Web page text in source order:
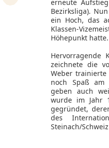
erneute
Bezirksliga).
ein Hoch, das
Klassen-
Höhepunkt hatte.
Hervorragende
zeichnete die
Weber
noch Spaß am
geben auch
wurde im Jahr
gegründet,
des
Steinach/